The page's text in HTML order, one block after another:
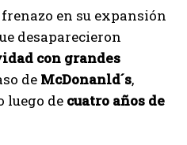
en su expansión
desaparecieron
con grandes
de McDonanld´s,
luego de cuatro años de